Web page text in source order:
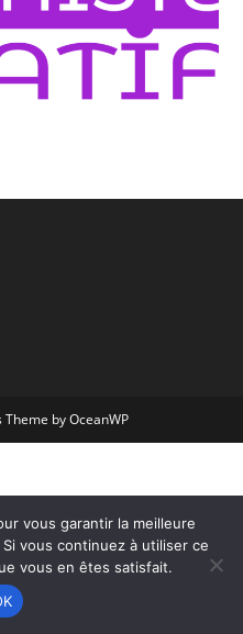
by OceanWP
vous garantir la meilleure
vous continuez à utiliser ce
vous en êtes satisfait.